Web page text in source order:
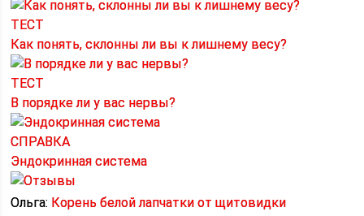
ТЕСТ
Как понять, склонны ли вы к лишнему весу?
ТЕСТ
В порядке ли у вас нервы?
СПРАВКА
Эндокринная система
Ольга: Корень белой лапчатки от щитовидки